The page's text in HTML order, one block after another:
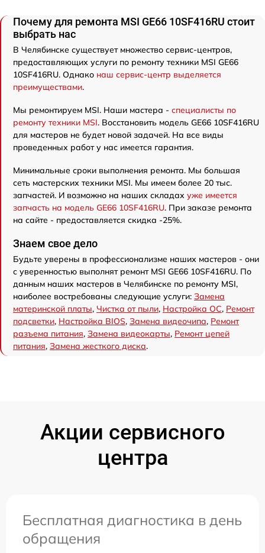
Почему для ремонта MSI GE66 10SF416RU стоит
выбрать нас
В Челябинске существует множество сервис-центров,
предоставляющих услуги по ремонту техники MSI GE66
10SF416RU. Однако наш сервис-центр выделяется
преимуществами.
Мы ремонтируем MSI. Наши мастера - специалисты по
ремонту техники MSI. Восстановить модель GE66 10SF416RU
для мастеров не будет новой задачей. На все виды
проведенных работ у нас имеется гарантия.
Минимальные сроки выполнения ремонта. Мы большая
сеть мастерских техники MSI. Мы имеем более 20 тыс.
запчастей. И возможно на наших складах уже имеется
запчасть на модель GE66 10SF416RU. При заказе ремонта
на сайте - предоставляется скидка -25%.
Знаем свое дело
Будьте уверены в профессионализме наших мастеров - они
с уверенностью выполнят ремонт MSI GE66 10SF416RU. По
данным наших мастеров в Челябинске по ремонту MSI,
наиболее востребованы следующие услуги: Замена
материнской платы, Чистка от пыли, Настройка ОС, Ремонт
подсветки, Настройка BIOS, Замена видеочипа, Ремонт
разъема питания, Замена видеокарты, Ремонт цепей
питания, Замена жесткого диска.
Акции сервисного
центра
Бесплатная диагностика в день
обращения